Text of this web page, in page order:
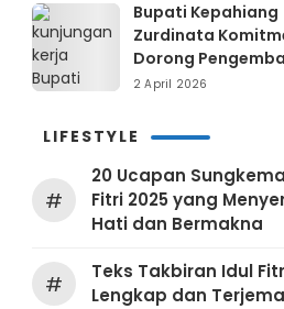
Bupati Kepahiang
Zurdinata
Dorong
Energi Terbarukan,
PLN Pusat
2 April 2026
LIFESTYLE
#
20 Ucapan
Fitri 2025 yang
Hati dan Bermakna
#
Teks Takbiran Idul
Lengkap dan